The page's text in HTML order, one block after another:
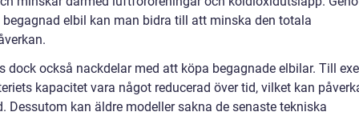
begagnad elbil kan man bidra till att minska den totala
dock också nackdelar med att köpa begagnade elbilar. Till
kapacitet vara något reducerad över tid, vilket kan
Dessutom kan äldre modeller sakna de senaste tekniska